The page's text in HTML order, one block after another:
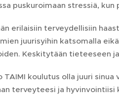
puskuroimaan stressiä,
erilaisiin terveydellisiin
juurisyihin katsomalla
Keskitytään tieteeseen
TAIMI koulutus olla juuri
terveyteesi ja